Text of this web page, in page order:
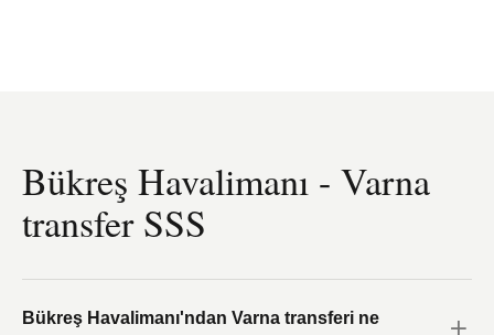
Bükreş Havalimanı - Varna
transfer SSS
Bükreş Havalimanı'ndan Varna transferi ne